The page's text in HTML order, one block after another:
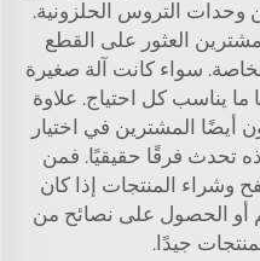
وحدات التروس الحلزونية.
العثور على القطع
الخاصة. سواء كانت آلة صغيرة
ما يناسب كل احتياج. علاوة
أيضًا المشترين في اختيار
تحدث فرقًا حقيقيًا. فمن
وشراء المنتجات إذا كان
أو الحصول على نصائح من
جيدًا.